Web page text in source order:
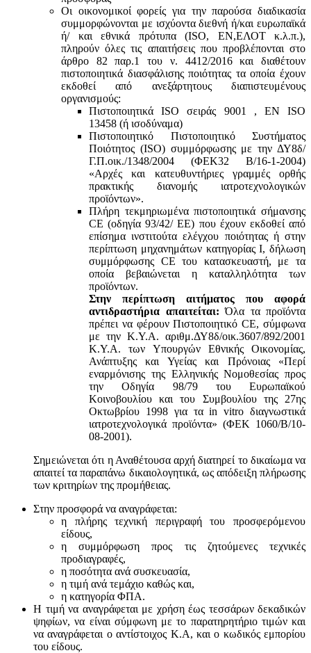
Οι οικονομικοί φορείς για την παρούσα διαδικασία
συμμορφώνονται με ισχύοντα διεθνή ή/και ευρωπαϊκά
ή/ και εθνικά πρότυπα (ISO, ΕΝ,ΕΛΟΤ κ.λ.π.),
πληρούν όλες τις απαιτήσεις που προβλέπονται στο
άρθρο 82 παρ.1 του ν. 4412/2016 και διαθέτουν
πιστοποιητικά διασφάλισης ποιότητας τα οποία έχουν
εκδοθεί από ανεξάρτητους διαπιστευμένους
οργανισμούς:
Πιστοποιητικά ISO σειράς 9001 , ΕΝ ISO
13458 (ή ισοδύναμα)
Πιστοποιητικό Πιστοποιητικό Συστήματος
Ποιότητος (ISO) συμμόρφωσης με την ΔΥ8δ/
Γ.Π.οικ./1348/2004 (ΦΕΚ32 Β/16-1-2004)
«Αρχές και κατευθυντήριες γραμμές ορθής
πρακτικής διανομής ιατροτεχνολογικών
προϊόντων».
Πλήρη τεκμηριωμένα πιστοποιητικά σήμανσης
CE (οδηγία 93/42/ ΕΕ) που έχουν εκδοθεί από
επίσημα ινστιτούτα ελέγχου ποιότητας ή στην
περίπτωση μηχανημάτων κατηγορίας Ι, δήλωση
συμμόρφωσης CE του κατασκευαστή, με τα
οποία βεβαιώνεται η καταλληλότητα των
προϊόντων.
Στην περίπτωση αιτήματος που αφορά
αντιδραστήρια απαιτείται: Όλα τα προϊόντα
πρέπει να φέρουν Πιστοποιητικό CE, σύμφωνα
με την Κ.Υ.Α. αριθμ.ΔΥ8δ/οικ.3607/892/2001
Κ.Υ.Α. των Υπουργών Εθνικής Οικονομίας,
Ανάπτυξης και Υγείας και Πρόνοιας «Περί
εναρμόνισης της Ελληνικής Νομοθεσίας προς
την Οδηγία 98/79 του Ευρωπαϊκού
Κοινοβουλίου και του Συμβουλίου της 27ης
Οκτωβρίου 1998 για τα in vitro διαγνωστικά
ιατροτεχνολογικά προϊόντα» (ΦΕΚ 1060/Β/10-
08-2001).
Σημειώνεται ότι η Αναθέτουσα αρχή διατηρεί το δικαίωμα να
απαιτεί τα παραπάνω δικαιολογητικά, ως απόδειξη πλήρωσης
των κριτηρίων της προμήθειας.
Στην προσφορά να αναγράφεται:
η πλήρης τεχνική περιγραφή του προσφερόμενου
είδους,
η συμμόρφωση προς τις ζητούμενες τεχνικές
προδιαγραφές,
η ποσότητα ανά συσκευασία,
η τιμή ανά τεμάχιο καθώς και,
η κατηγορία ΦΠΑ.
Η τιμή να αναγράφεται με χρήση έως τεσσάρων δεκαδικών
ψηφίων, να είναι σύμφωνη με το παρατηρητήριο τιμών και
να αναγράφεται ο αντίστοιχος Κ.Α, και ο κωδικός εμπορίου
του είδους.